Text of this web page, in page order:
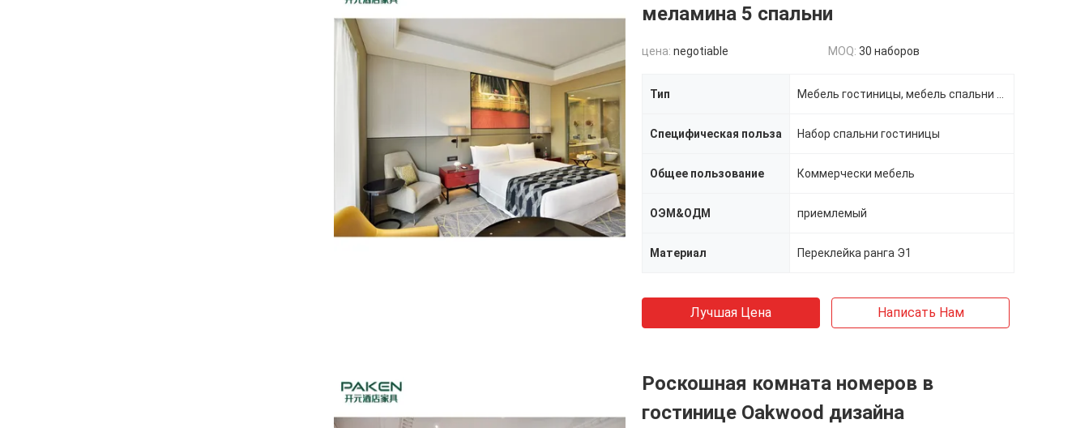
меламина 5 спальни
цена: negotiable MOQ: 30 наборов
Тип
Специфическая польза Набор спальни гостиницы
Общее пользование Коммерчески мебель
ОЭМ&ОДМ приемлемый
Материал Переклейка ранга Э1
Лучшая Цена Написать Нам
Роскошная комната номеров в
гостинице Oakwood дизайна